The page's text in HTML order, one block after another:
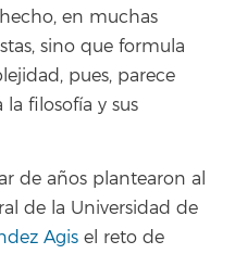
en muchas
sino que formula
pues, parece
filosofía y sus
de años plantearon al
de la Universidad de
Agis el reto de